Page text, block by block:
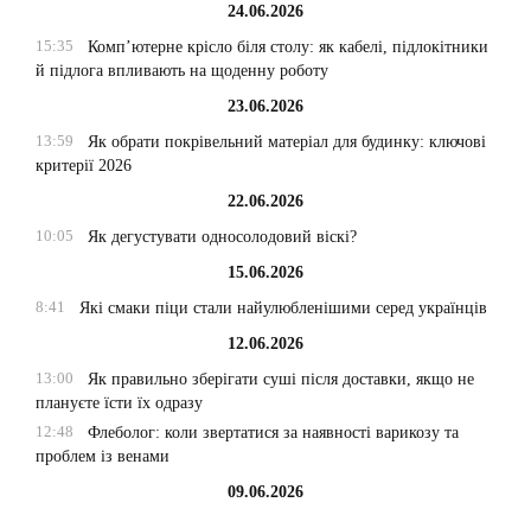
24.06.2026
15:35
Комп’ютерне крісло біля столу: як кабелі, підлокітники
й підлога впливають на щоденну роботу
23.06.2026
13:59
Як обрати покрівельний матеріал для будинку: ключові
критерії 2026
22.06.2026
10:05
Як дегустувати односолодовий віскі?
15.06.2026
8:41
Які смаки піци стали найулюбленішими серед українців
12.06.2026
13:00
Як правильно зберігати суші після доставки, якщо не
плануєте їсти їх одразу
12:48
Флеболог: коли звертатися за наявності варикозу та
проблем із венами
09.06.2026